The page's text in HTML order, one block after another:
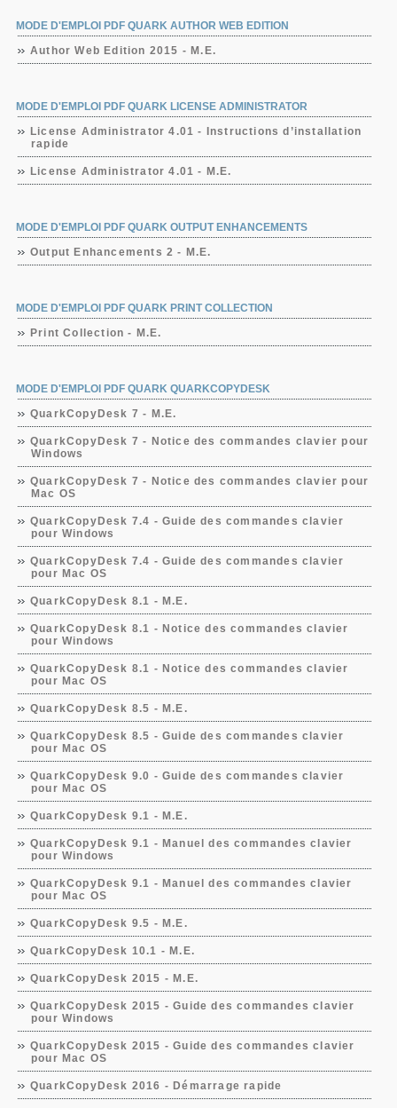
MODE D'EMPLOI PDF QUARK AUTHOR WEB EDITION
Author Web Edition 2015 - M.E.
MODE D'EMPLOI PDF QUARK LICENSE ADMINISTRATOR
License Administrator 4.01 - Instructions d’installation
rapide
License Administrator 4.01 - M.E.
MODE D'EMPLOI PDF QUARK OUTPUT ENHANCEMENTS
Output Enhancements 2 - M.E.
MODE D'EMPLOI PDF QUARK PRINT COLLECTION
Print Collection - M.E.
MODE D'EMPLOI PDF QUARK QUARKCOPYDESK
QuarkCopyDesk 7 - M.E.
QuarkCopyDesk 7 - Notice des commandes clavier pour
Windows
QuarkCopyDesk 7 - Notice des commandes clavier pour
Mac OS
QuarkCopyDesk 7.4 - Guide des commandes clavier
pour Windows
QuarkCopyDesk 7.4 - Guide des commandes clavier
pour Mac OS
QuarkCopyDesk 8.1 - M.E.
QuarkCopyDesk 8.1 - Notice des commandes clavier
pour Windows
QuarkCopyDesk 8.1 - Notice des commandes clavier
pour Mac OS
QuarkCopyDesk 8.5 - M.E.
QuarkCopyDesk 8.5 - Guide des commandes clavier
pour Mac OS
QuarkCopyDesk 9.0 - Guide des commandes clavier
pour Mac OS
QuarkCopyDesk 9.1 - M.E.
QuarkCopyDesk 9.1 - Manuel des commandes clavier
pour Windows
QuarkCopyDesk 9.1 - Manuel des commandes clavier
pour Mac OS
QuarkCopyDesk 9.5 - M.E.
QuarkCopyDesk 10.1 - M.E.
QuarkCopyDesk 2015 - M.E.
QuarkCopyDesk 2015 - Guide des commandes clavier
pour Windows
QuarkCopyDesk 2015 - Guide des commandes clavier
pour Mac OS
QuarkCopyDesk 2016 - Démarrage rapide